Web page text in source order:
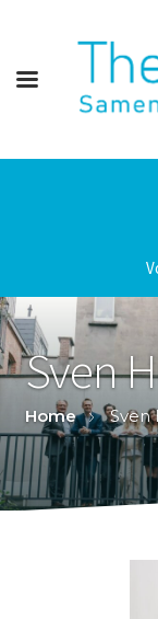
Sven
Home Sven